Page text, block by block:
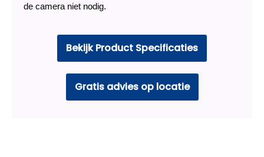
de camera niet nodig.
Bekijk Product Specificaties
Gratis advies op locatie